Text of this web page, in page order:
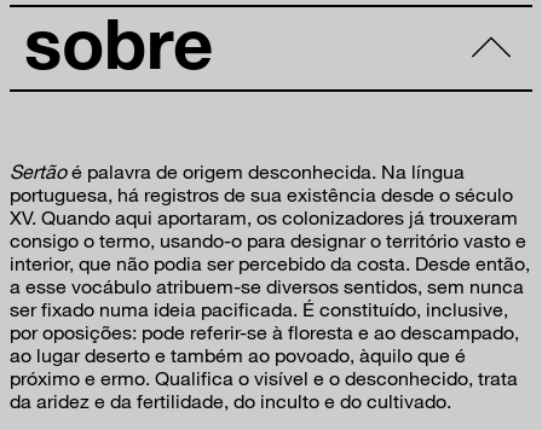
sobre
Sertãoé palavra de origem desconhecida. Na língua
portuguesa, há registros de sua existência desde o século
XV. Quando aqui aportaram, os colonizadores já trouxeram
consigo o termo, usando-o para designar o território vasto e
interior, que não podia ser percebido da costa. Desde então,
a esse vocábulo atribuem-se diversos sentidos, sem nunca
ser fixado numa ideia pacificada. É constituído, inclusive,
por oposições: pode referir-se à floresta e ao descampado,
ao lugar deserto e também ao povoado, àquilo que é
próximo e ermo. Qualifica o visível e o desconhecido, trata
da aridez e da fertilidade, do inculto e do cultivado.